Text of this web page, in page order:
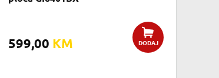
599,00 KM DODAJ